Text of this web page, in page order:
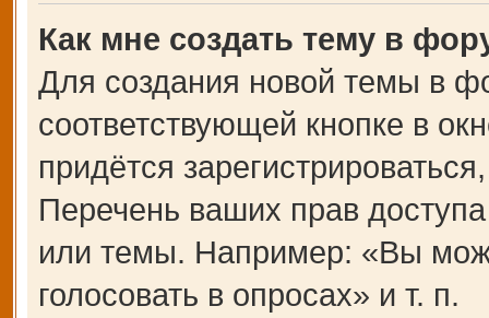
Как мне создать тему в
Для создания новой темы в
соответствующей кнопке в
придётся
Перечень ваших прав
или темы. Например: «Вы
голосовать в опросах» и т. п.